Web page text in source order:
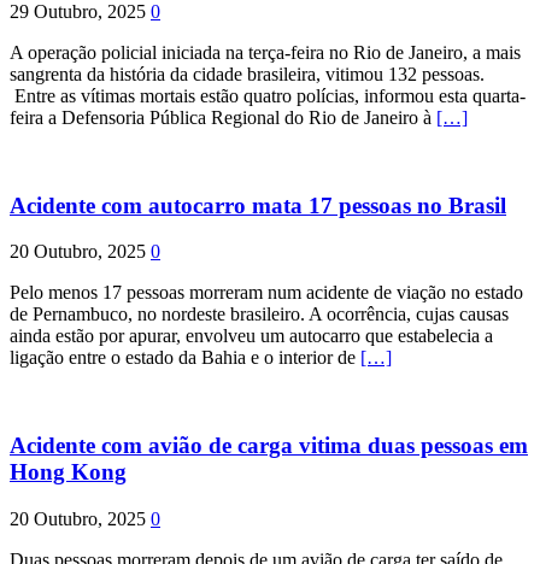
29 Outubro, 2025 0
A operação policial iniciada na terça-feira no Rio de Janeiro, a mais
sangrenta da história da cidade brasileira, vitimou 132 pessoas.
Entre as vítimas mortais estão quatro polícias, informou esta quarta-
feira a Defensoria Pública Regional do Rio de Janeiro à […]
Acidente com autocarro mata 17 pessoas no Brasil
20 Outubro, 2025 0
Pelo menos 17 pessoas morreram num acidente de viação no estado
de Pernambuco, no nordeste brasileiro. A ocorrência, cujas causas
ainda estão por apurar, envolveu um autocarro que estabelecia a
ligação entre o estado da Bahia e o interior de […]
Acidente com avião de carga vitima duas pessoas em
Hong Kong
20 Outubro, 2025 0
Duas pessoas morreram depois de um avião de carga ter saído de